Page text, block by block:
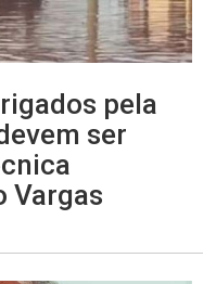
pela
ser
Vargas